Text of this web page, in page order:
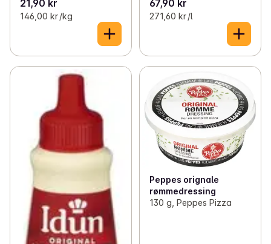
21,90 kr
146,00 kr /kg
67,90 kr
271,60 kr /l
Peppes orignale
rømmedressing
130 g, Peppes Pizza